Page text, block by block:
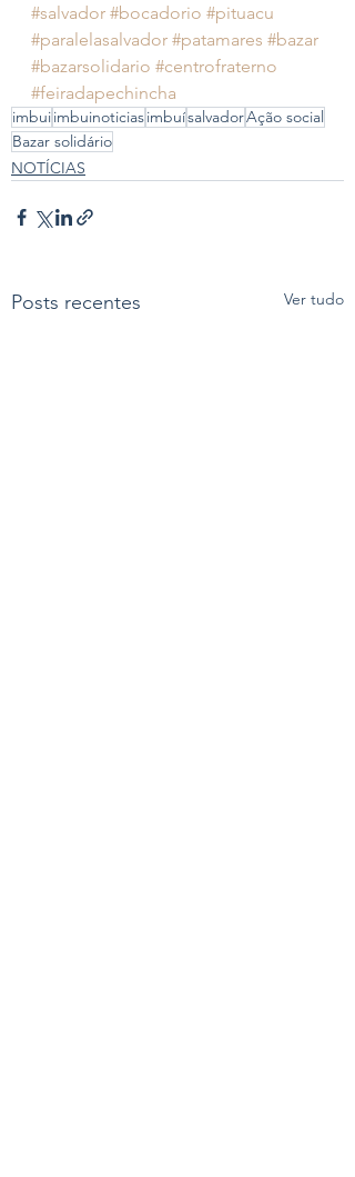
#salvador #bocadorio #pituacu
#paralelasalvador #patamares #bazar
#bazarsolidario #centrofraterno
#feiradapechincha
imbuiimbuinoticiasimbuísalvadorAção social
Bazar solidário
NOTÍCIAS
Posts recentes Ver tudo